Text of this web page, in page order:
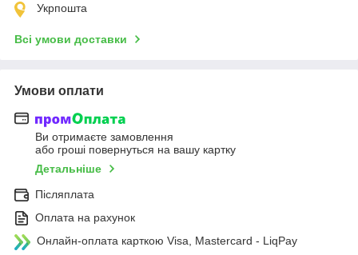
Укрпошта
Всі умови доставки
Умови оплати
Ви отримаєте замовлення
або гроші повернуться на вашу картку
Детальніше
Післяплата
Оплата на рахунок
Онлайн-оплата карткою Visa, Mastercard - LiqPay